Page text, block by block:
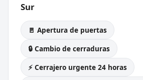
Sur
🚪 Apertura de puertas
🔒 Cambio de cerraduras
⚡ Cerrajero urgente 24 horas